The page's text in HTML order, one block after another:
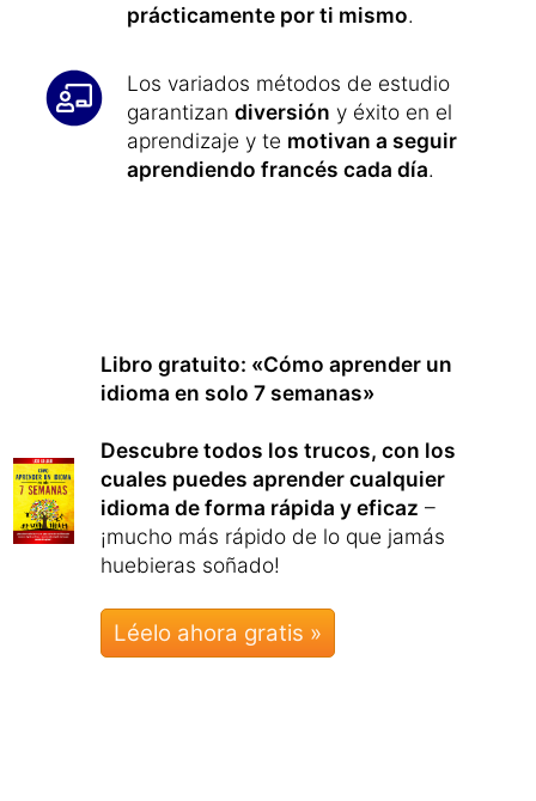
prácticamente por ti mismo.
Los variados métodos de estudio
garantizan diversión y éxito en el
aprendizaje y te motivan a seguir
aprendiendo francés cada día.
Libro gratuito: «Cómo aprender un
idioma en solo 7 semanas»
Descubre todos los trucos, con los
cuales puedes aprender cualquier
idioma de forma rápida y eficaz –
¡mucho más rápido de lo que jamás
huebieras soñado!
Léelo ahora gratis »